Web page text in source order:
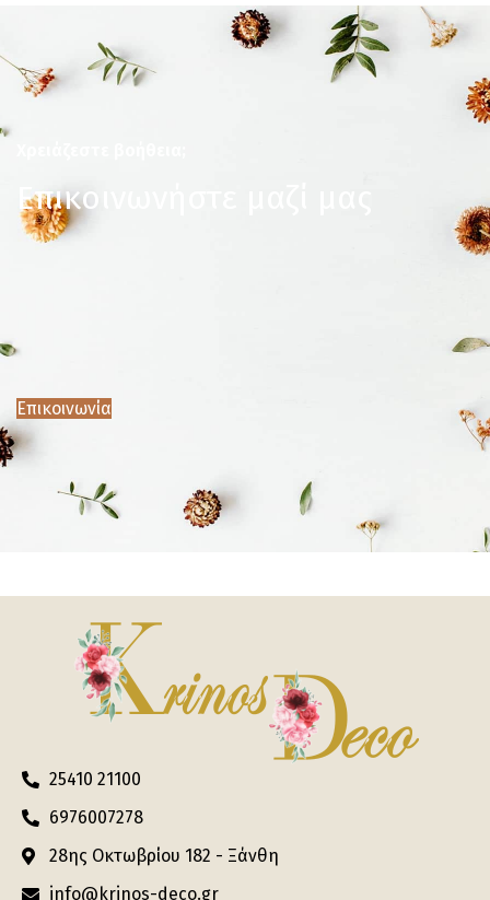
Επικοινωνήστε μαζί μας
Επικοινωνία
25410 21100
6976007278
28ης Οκτωβρίου 182 - Ξάνθη
info@krinos-deco.gr